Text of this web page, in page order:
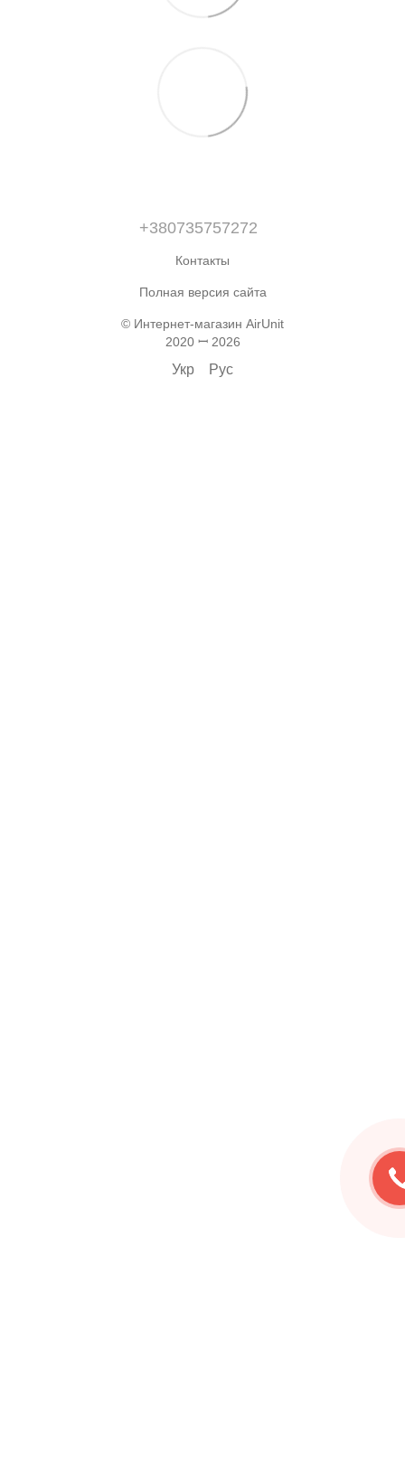
+380735757272
Контакты
Полная версия сайта
© Интернет-магазин AirUnit
2020 ꟷ 2026
Укр Рус